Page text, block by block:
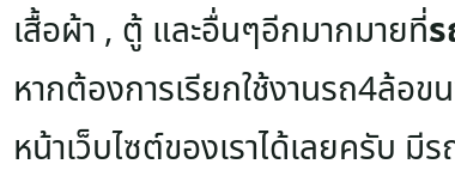
เสื้อผ้า , ตู้ และอื่นๆอีกมากมายที่
หากต้องการเรียกใช้งานรถ4ล้อ
หน้าเว็บไซต์ของเราได้เลยครับ